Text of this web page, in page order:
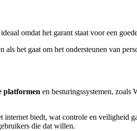
omdat het garant staat voor een
als het gaat om het ondersteunen van
platformen en besturingssystemen,
internet biedt, wat controle en veiligheid
die dat willen.